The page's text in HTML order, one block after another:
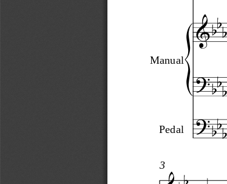
Manual
Pedal
3